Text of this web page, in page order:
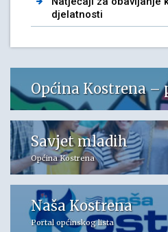
djelatnosti
Općina Kostrena –
Savjet mladih
Općina Kostrena
Naša Kostrena
Portal općinskog lista